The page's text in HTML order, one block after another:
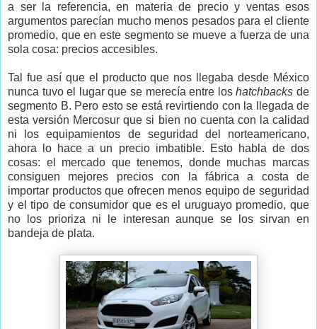
a ser la referencia, en materia de precio y ventas esos
argumentos parecían mucho menos pesados para el cliente
promedio, que en este segmento se mueve a fuerza de una
sola cosa: precios accesibles.
Tal fue así que el producto que nos llegaba desde México
nunca tuvo el lugar que se merecía entre loshatchbacks de
segmento B. Pero esto se está revirtiendo con la llegada de
esta versión Mercosur que si bien no cuenta con la calidad
ni los equipamientos de seguridad del norteamericano,
ahora lo hace a un precio imbatible. Esto habla de dos
cosas: el mercado que tenemos, donde muchas marcas
consiguen mejores precios con la fábrica a costa de
importar productos que ofrecen menos equipo de seguridad
y el tipo de consumidor que es el uruguayo promedio, que
no los prioriza ni le interesan aunque se los sirvan en
bandeja de plata.